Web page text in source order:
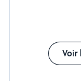
Voir